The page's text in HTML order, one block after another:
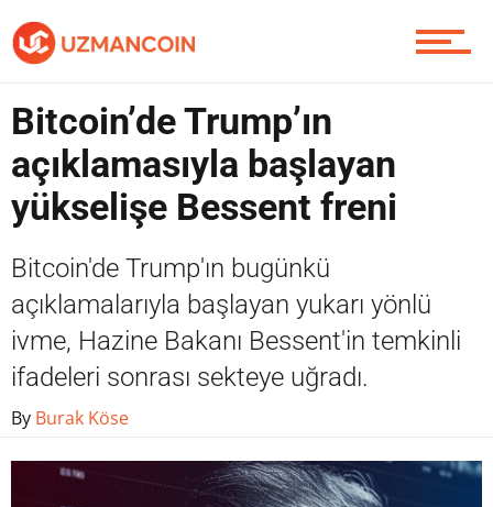
Piyasa
Soru Sor
Contact / İletişim
Bitcoin’de Trump’ın
açıklamasıyla başlayan
yükselişe Bessent freni
Bitcoin'de Trump'ın bugünkü
açıklamalarıyla başlayan yukarı yönlü
ivme, Hazine Bakanı Bessent'in temkinli
ifadeleri sonrası sekteye uğradı.
By Burak Köse